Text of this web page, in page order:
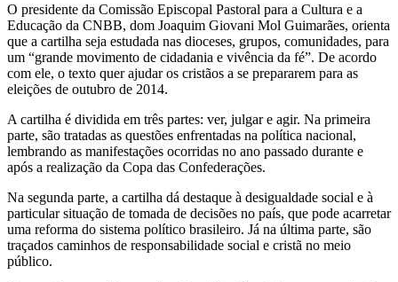
O presidente da Comissão Episcopal Pastoral para a Cultura e a
Educação da CNBB, dom Joaquim Giovani Mol Guimarães, orienta
que a cartilha seja estudada nas dioceses, grupos, comunidades, para
um “grande movimento de cidadania e vivência da fé”. De acordo
com ele, o texto quer ajudar os cristãos a se prepararem para as
eleições de outubro de 2014.
A cartilha é dividida em três partes: ver, julgar e agir. Na primeira
parte, são tratadas as questões enfrentadas na política nacional,
lembrando as manifestações ocorridas no ano passado durante e
após a realização da Copa das Confederações.
Na segunda parte, a cartilha dá destaque à desigualdade social e à
particular situação de tomada de decisões no país, que pode acarretar
uma reforma do sistema político brasileiro. Já na última parte, são
traçados caminhos de responsabilidade social e cristã no meio
público.